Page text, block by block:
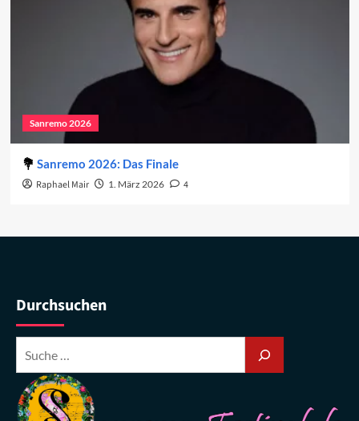
Sanremo 2026
Sanremo 2026: Das Finale
Raphael Mair 1. März 2026 4
Durchsuchen